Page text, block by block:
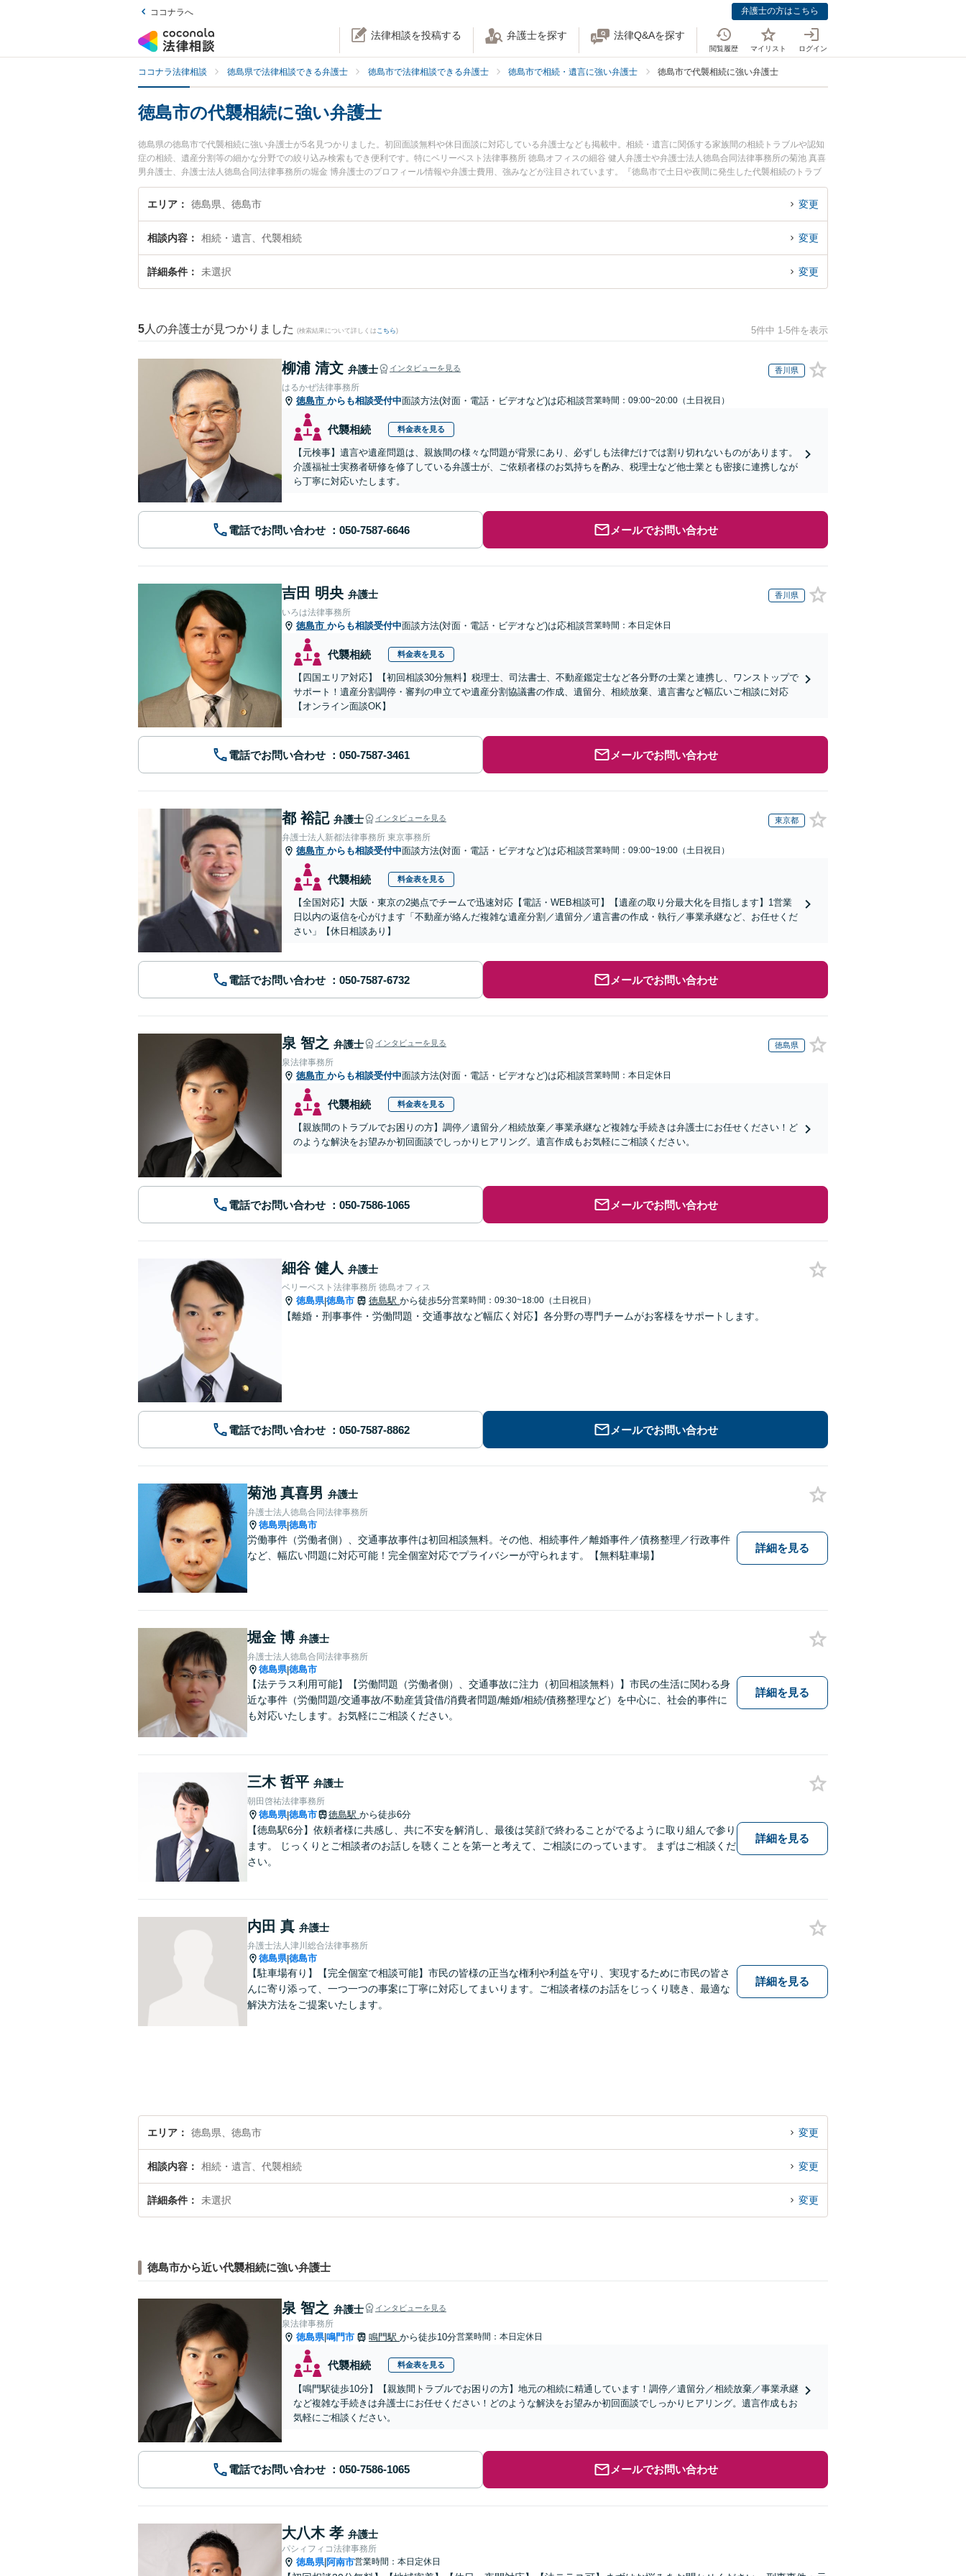
ココナラへ 弁護士の方はこちら
法律相談を投稿する 弁護士を探す 法律Q&Aを探す
閲覧履歴 マイリスト ログイン
ココナラ法律相談 徳島県で法律相談できる弁護士 徳島市で法律相談できる弁護士 徳島市で相続・遺言に強い弁護士 徳島市で代襲相続に強い弁護士
徳島市の代襲相続に強い弁護士
徳島県の徳島市で代襲相続に強い弁護士が5名見つかりました。初回面談無料や休日面談に対応している弁護士なども掲載中。相続・遺言に関係する家族間の相続トラブルや認知
症の相続、遺産分割等の細かな分野での絞り込み検索もでき便利です。特にベリーベスト法律事務所 徳島オフィスの細谷 健人弁護士や弁護士法人徳島合同法律事務所の菊池 真喜
男弁護士、弁護士法人徳島合同法律事務所の堀金 博弁護士のプロフィール情報や弁護士費用、強みなどが注目されています。『徳島市で土日や夜間に発生した代襲相続のトラブ
ルを今すぐに弁護士に相談したい』『代襲相続のトラブル解決の実績豊富な近くの弁護士を検索したい』『初回相談無料で代襲相続を法律相談できる徳島市内の弁護士に相談予約
したい』などでお困りの相談者さんにおすすめです。
エリア 徳島県、徳島市 変更
相談内容 相続・遺言、代襲相続 変更
詳細条件 未選択 変更
5 人の弁護士が見つかりました (検索結果について詳しくは こちら) 5件中 1-5件を表示
柳浦 清文 弁護士 インタビューを見る 香川県
はるかぜ法律事務所
徳島市 からも相談受付中面談方法(対面・電話・ビデオなど)は応相談営業時間：09:00~20:00（土日祝日）
代襲相続 料金表を見る
【元検事】遺言や遺産問題は、親族間の様々な問題が背景にあり、必ずしも法律だけでは割り切れないものがあります。
介護福祉士実務者研修を修了している弁護士が、ご依頼者様のお気持ちを酌み、税理士など他士業とも密接に連携しなが
ら丁寧に対応いたします。
電話でお問い合わせ メールでお問い合わせ
吉田 明央 弁護士 香川県
いろは法律事務所
徳島市 からも相談受付中面談方法(対面・電話・ビデオなど)は応相談営業時間：本日定休日
代襲相続 料金表を見る
【四国エリア対応】【初回相談30分無料】税理士、司法書士、不動産鑑定士など各分野の士業と連携し、ワンストップで
サポート！遺産分割調停・審判の申立てや遺産分割協議書の作成、遺留分、相続放棄、遺言書など幅広いご相談に対応
【オンライン面談OK】
電話でお問い合わせ メールでお問い合わせ
都 裕記 弁護士 インタビューを見る 東京都
弁護士法人新都法律事務所 東京事務所
徳島市 からも相談受付中面談方法(対面・電話・ビデオなど)は応相談営業時間：09:00~19:00（土日祝日）
代襲相続 料金表を見る
【全国対応】大阪・東京の2拠点でチームで迅速対応【電話・WEB相談可】【遺産の取り分最大化を目指します】1営業
日以内の返信を心がけます「不動産が絡んだ複雑な遺産分割／遺留分／遺言書の作成・執行／事業承継など、お任せくだ
さい」【休日相談あり】
電話でお問い合わせ メールでお問い合わせ
泉 智之 弁護士 インタビューを見る 徳島県
泉法律事務所
徳島市 からも相談受付中面談方法(対面・電話・ビデオなど)は応相談営業時間：本日定休日
代襲相続 料金表を見る
【親族間のトラブルでお困りの方】調停／遺留分／相続放棄／事業承継など複雑な手続きは弁護士にお任せください！ど
のような解決をお望みか初回面談でしっかりヒアリング。遺言作成もお気軽にご相談ください。
電話でお問い合わせ メールでお問い合わせ
細谷 健人 弁護士
ベリーベスト法律事務所 徳島オフィス
徳島県|徳島市 徳島駅 から徒歩5分営業時間：09:30~18:00（土日祝日）
【離婚・刑事事件・労働問題・交通事故など幅広く対応】各分野の専門チームがお客様をサポートします。
電話でお問い合わせ メールでお問い合わせ
菊池 真喜男 弁護士
弁護士法人徳島合同法律事務所
徳島県|徳島市
労働事件（労働者側）、交通事故事件は初回相談無料。その他、相続事件／離婚事件／債務整理／行政事件
など、幅広い問題に対応可能！完全個室対応でプライバシーが守られます。【無料駐車場】
詳細を見る
堀金 博 弁護士
弁護士法人徳島合同法律事務所
徳島県|徳島市
【法テラス利用可能】【労働問題（労働者側）、交通事故に注力（初回相談無料）】市民の生活に関わる身
近な事件（労働問題/交通事故/不動産賃貸借/消費者問題/離婚/相続/債務整理など）を中心に、社会的事件に
も対応いたします。お気軽にご相談ください。
詳細を見る
三木 哲平 弁護士
朝田啓祐法律事務所
徳島県|徳島市 徳島駅 から徒歩6分
【徳島駅6分】依頼者様に共感し、共に不安を解消し、最後は笑顔で終わることがでるように取り組んで参り
ます。 じっくりとご相談者のお話しを聴くことを第一と考えて、ご相談にのっています。 まずはご相談くだ
さい。
詳細を見る
内田 真 弁護士
弁護士法人津川総合法律事務所
徳島県|徳島市
【駐車場有り】【完全個室で相談可能】市民の皆様の正当な権利や利益を守り、実現するために市民の皆さ
んに寄り添って、一つ一つの事案に丁寧に対応してまいります。ご相談者様のお話をじっくり聴き、最適な
解決方法をご提案いたします。
詳細を見る
エリア 徳島県、徳島市 変更
相談内容 相続・遺言、代襲相続 変更
詳細条件 未選択 変更
徳島市から近い代襲相続に強い弁護士
泉 智之 弁護士 インタビューを見る
泉法律事務所
徳島県|鳴門市 鳴門駅 から徒歩10分営業時間：本日定休日
代襲相続 料金表を見る
【鳴門駅徒歩10分】【親族間トラブルでお困りの方】地元の相続に精通しています！調停／遺留分／相続放棄／事業承継
など複雑な手続きは弁護士にお任せください！どのような解決をお望みか初回面談でしっかりヒアリング。遺言作成もお
気軽にご相談ください。
電話でお問い合わせ メールでお問い合わせ
大八木 孝 弁護士
パシィフィコ法律事務所
徳島県|阿南市営業時間：本日定休日